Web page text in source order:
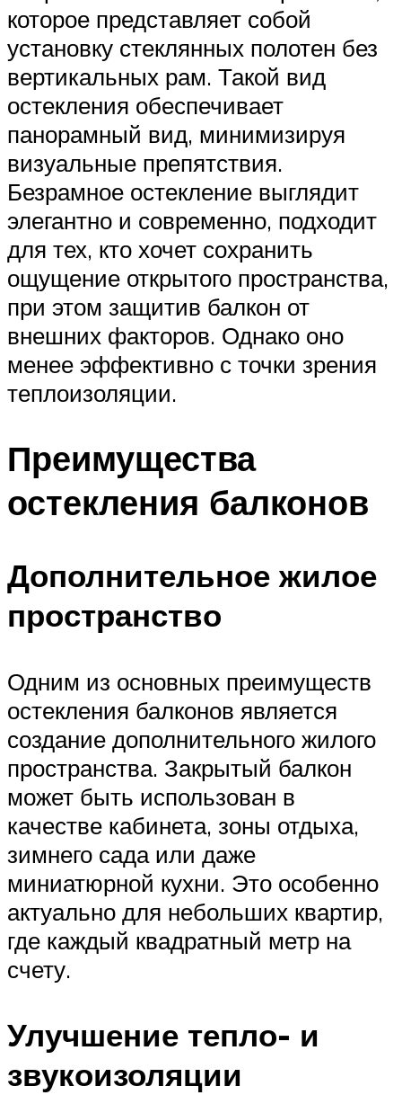
которое представляет собой
установку стеклянных полотен без
вертикальных рам. Такой вид
остекления обеспечивает
панорамный вид, минимизируя
визуальные препятствия.
Безрамное остекление выглядит
элегантно и современно, подходит
для тех, кто хочет сохранить
ощущение открытого пространства,
при этом защитив балкон от
внешних факторов. Однако оно
менее эффективно с точки зрения
теплоизоляции.
Преимущества
остекления балконов
Дополнительное жилое
пространство
Одним из основных преимуществ
остекления балконов является
создание дополнительного жилого
пространства. Закрытый балкон
может быть использован в
качестве кабинета, зоны отдыха,
зимнего сада или даже
миниатюрной кухни. Это особенно
актуально для небольших квартир,
где каждый квадратный метр на
счету.
Улучшение тепло- и
звукоизоляции